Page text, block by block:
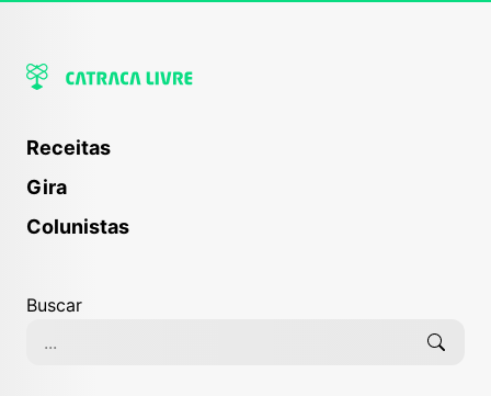
Receitas
Gira
Colunistas
Buscar